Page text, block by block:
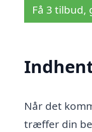
Få 3
Når det
træffer din